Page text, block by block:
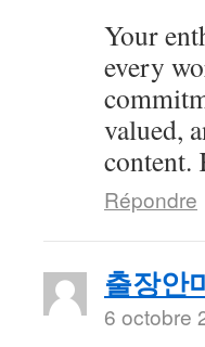
Your
every
valued,
content.
Répondre
출장안
6 octobre